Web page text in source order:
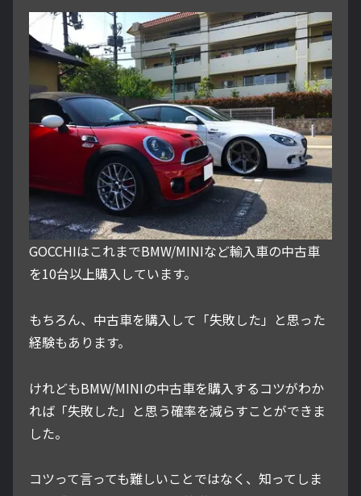
GOCCHIはこれまでBMW/MINIなど輸入車の中古車
を10台以上購入しています。
もちろん、中古車を購入して「失敗した」と思った
経験もあります。
けれどもBMW/MINIの中古車を購入するコツがわか
れば「失敗した」と思う確率を減らすことができま
した。
コツって言っても難しいことではなく、知ってしま